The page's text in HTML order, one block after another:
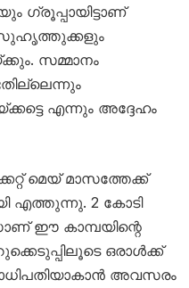
സുഹൃത്തുക്കളും
സമ്മാനം
എന്നും അദ്ദേഹം
മെയ് മാസത്തേക്ക്
എത്തുന്നു. 2 കോടി
ഈ കാമ്പയിന്റെ
ഒരാള്‍ക്ക്
അവസരം